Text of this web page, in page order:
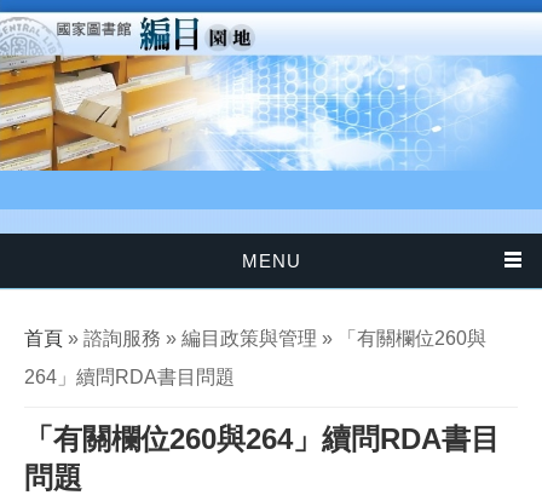
移至主內容
MENU
您在這裡
首頁 » 諮詢服務 » 編目政策與管理 » 「有關欄位260與
264」續問RDA書目問題
「有關欄位260與264」續問RDA書目
問題